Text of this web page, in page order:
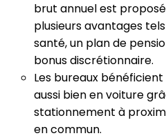
brut annuel est
plusieurs avantages
santé, un plan de
bonus discrétionnaire.
Les bureaux
aussi bien en voiture
stationnement à
en commun.